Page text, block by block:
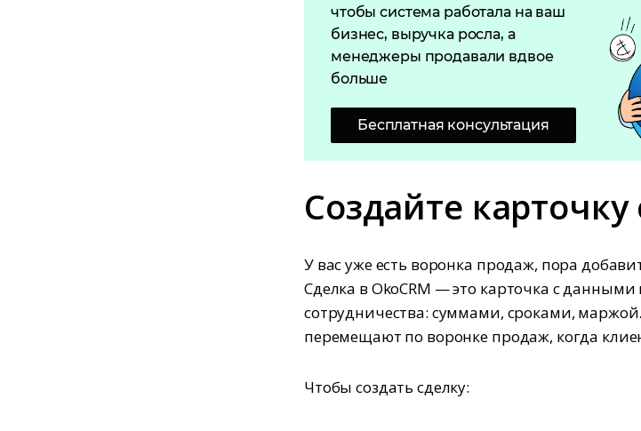
чтобы система работала на ваш
бизнес, выручка росла, а
менеджеры продавали вдвое
больше
Бесплатная консультация
Создайте карточку
У вас уже есть воронка продаж, пора
Сделка в OkoCRM — это карточка с
сотрудничества: суммами, сроками,
перемещают по воронке продаж, когда
Чтобы создать сделку: